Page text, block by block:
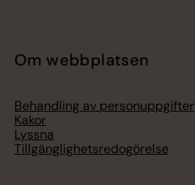
Om webbplatsen
Behandling av personuppgifter
Kakor
Lyssna
Tillgänglighetsredogörelse